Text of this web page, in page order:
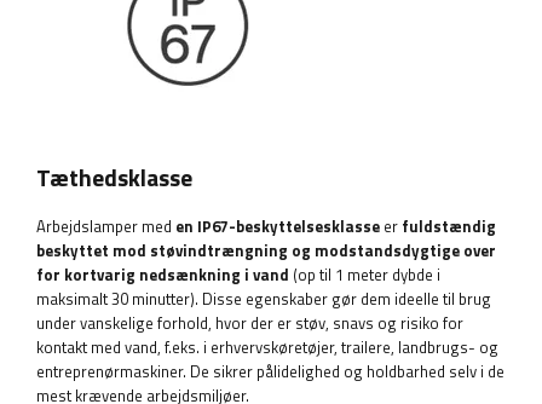
Tæthedsklasse
Arbejdslamper med en IP67-beskyttelsesklasse er fuldstændig
beskyttet mod støvindtrængning og modstandsdygtige over
for kortvarig nedsænkning i vand (op til 1 meter dybde i
maksimalt 30 minutter). Disse egenskaber gør dem ideelle til brug
under vanskelige forhold, hvor der er støv, snavs og risiko for
kontakt med vand, f.eks. i erhvervskøretøjer, trailere, landbrugs- og
entreprenørmaskiner. De sikrer pålidelighed og holdbarhed selv i de
mest krævende arbejdsmiljøer.